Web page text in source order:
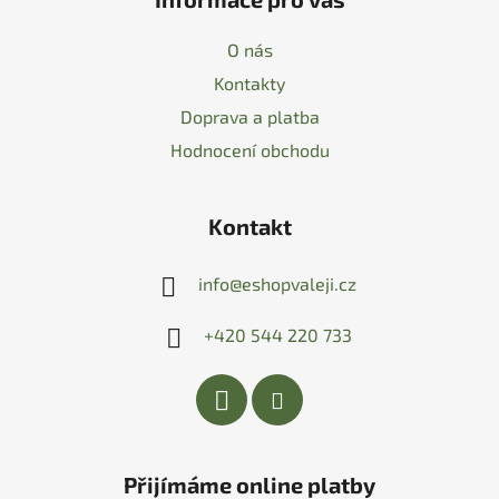
O nás
Kontakty
Doprava a platba
Hodnocení obchodu
Kontakt
info@eshopvaleji.cz
+420 544 220 733
Přijímáme online platby